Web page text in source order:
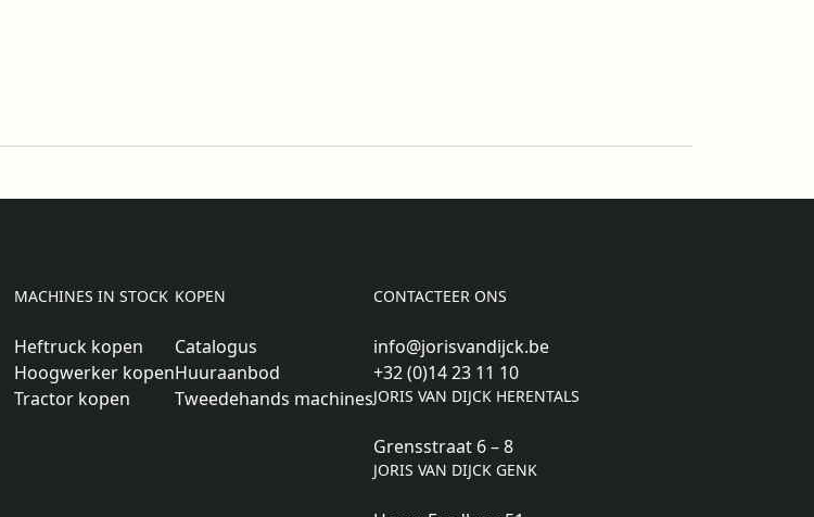
MACHINES IN STOCK
Heftruck kopen
Hoogwerker kopen
Tractor kopen
KOPEN
Catalogus
Huuraanbod
Tweedehands machines
CONTACTEER ONS
info@jorisvandijck.be
+32 (0)14 23 11 10
JORIS VAN DIJCK HERENTALS
Grensstraat 6 – 8
JORIS VAN DIJCK GENK